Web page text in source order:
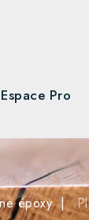
Espace Pro
époxy